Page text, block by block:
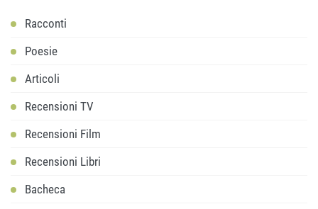
Racconti
Poesie
Articoli
Recensioni TV
Recensioni Film
Recensioni Libri
Bacheca